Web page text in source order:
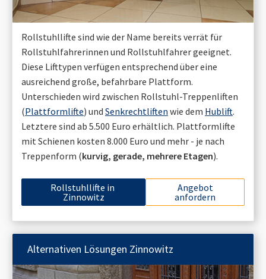
Rollstuhllifte sind wie der Name bereits verrät für
Rollstuhlfahrerinnen und Rollstuhlfahrer geeignet.
Diese Lifttypen verfügen entsprechend über eine
ausreichend große, befahrbare Plattform.
Unterschieden wird zwischen Rollstuhl-Treppenliften
(Plattformlifte) und Senkrechtliften wie dem Hublift.
Letztere sind ab 5.500 Euro erhältlich. Plattformlifte
mit Schienen kosten 8.000 Euro und mehr - je nach
Treppenform (kurvig, gerade, mehrere Etagen).
Rollstuhllifte in
Zinnowitz
Angebot
anfordern
Alternativen Lösungen Zinnowitz